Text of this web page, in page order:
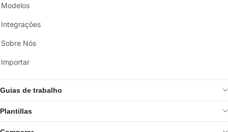
Modelos
Integrações
Sobre Nós
Importar
Guias de trabalho
Plantillas